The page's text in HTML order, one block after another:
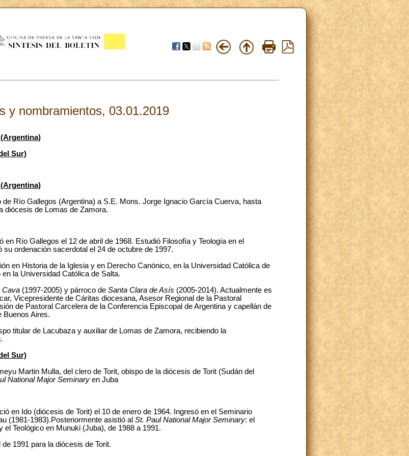
y nombramientos, 03.01.2019
Sur)
Río Gallegos (Argentina) a S.E. Mons. Jorge Ignacio García Cuerva, hasta
diócesis de Lomas de Zamora.
Río Gallegos el 12 de abril de 1968. Estudió Filosofía y Teología en el
ordenación sacerdotal el 24 de octubre de 1997.
en Historia de la Iglesia y en Derecho Canónico, en la Universidad Católica de
la Universidad Católica de Salta.
Cava (1997-2005) y párroco de Santa Clara de Asís (2005-2014). Actualmente es
Vicepresidente de Cáritas diocesana, Asesor Regional de la Pastoral
de Pastoral Carcelera de la Conferencia Episcopal de Argentina y capellán de
Buenos Aires.
titular de Lacubaza y auxiliar de Lomas de Zamora, recibiendo la
Sur)
Martin Mulla, del clero de Torit, obispo de la diócesis de Torit (Sudán del
National Major Seminary en Juba
en Ido (diócesis de Torit) el 10 de enero de 1964. Ingresó en el Seminario
(1981-1983).Posteriormente asistió al St. Paul National Major Seminary: el
Teológico en Munuki (Juba), de 1988 a 1991.
1991 para la diócesis de Torit.